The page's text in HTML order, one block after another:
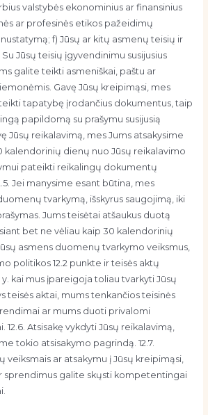
valstybės ekonominius ar finansinius
ar profesinės etikos pažeidimų
f) Jūsų ar kitų asmenų teisių ir
Su Jūsų teisių įgyvendinimu susijusius
galite teikti asmeniškai, paštu ar
Gavę Jūsų kreipimąsi, mes
tapatybę įrodančius dokumentus, taip
papildomą su prašymu susijusią
Jūsų reikalavimą, mes Jums atsakysime
kalendorinių dienų nuo Jūsų reikalavimo
pateikti reikalingų dokumentų
Jei manysime esant būtina, mes
tvarkymą, išskyrus saugojimą, iki
Jums teisėtai atšaukus duotą
bet ne vėliau kaip 30 kalendorinių
asmens duomenų tvarkymo veiksmus,
politikos 12.2 punkte ir teisės aktų
kai mus įpareigoja toliau tvarkyti Jūsų
teisės aktai, mums tenkančios teisinės
ar mums duoti privalomi
Atsisakę vykdyti Jūsų reikalavimą,
tokio atsisakymo pagrindą. 12.7.
veiksmais ar atsakymu į Jūsų kreipimąsi,
sprendimus galite skųsti kompetentingai